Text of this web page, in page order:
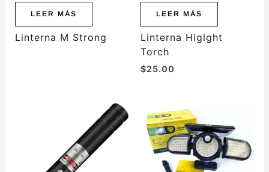
LEER MÁS
Linterna M Strong
LEER MÁS
Linterna Higlght
Torch
$25.00